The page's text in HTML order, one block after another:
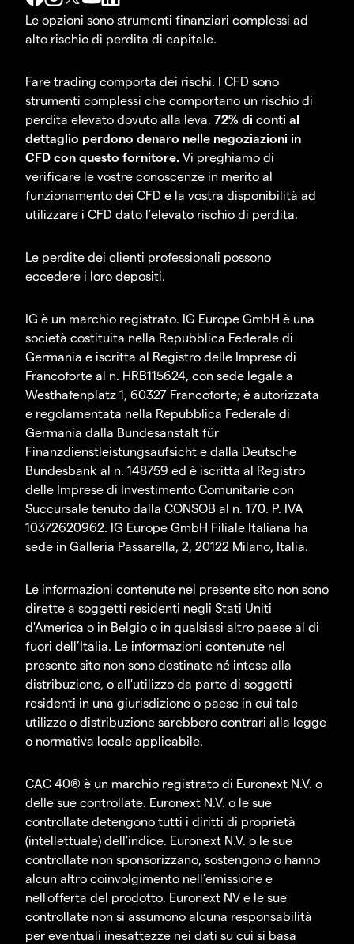
Le opzioni sono strumenti finanziari complessi ad
alto rischio di perdita di capitale.
Fare trading comporta dei rischi. I CFD sono
strumenti complessi che comportano un rischio di
perdita elevato dovuto alla leva. 72% di conti al
dettaglio perdono denaro nelle negoziazioni in
CFD con questo fornitore. Vi preghiamo di
verificare le vostre conoscenze in merito al
funzionamento dei CFD e la vostra disponibilità ad
utilizzare i CFD dato l’elevato rischio di perdita.
Le perdite dei clienti professionali possono
eccedere i loro depositi.
IG è un marchio registrato. IG Europe GmbH è una
società costituita nella Repubblica Federale di
Germania e iscritta al Registro delle Imprese di
Francoforte al n. HRB115624, con sede legale a
Westhafenplatz 1, 60327 Francoforte; è autorizzata
e regolamentata nella Repubblica Federale di
Germania dalla Bundesanstalt für
Finanzdienstleistungsaufsicht e dalla Deutsche
Bundesbank al n. 148759 ed è iscritta al Registro
delle Imprese di Investimento Comunitarie con
Succursale tenuto dalla CONSOB al n. 170. P. IVA
10372620962. IG Europe GmbH Filiale Italiana ha
sede in Galleria Passarella, 2, 20122 Milano, Italia.
Le informazioni contenute nel presente sito non sono
dirette a soggetti residenti negli Stati Uniti
d'America o in Belgio o in qualsiasi altro paese al di
fuori dell’Italia. Le informazioni contenute nel
presente sito non sono destinate né intese alla
distribuzione, o all'utilizzo da parte di soggetti
residenti in una giurisdizione o paese in cui tale
utilizzo o distribuzione sarebbero contrari alla legge
o normativa locale applicabile.
CAC 40® è un marchio registrato di Euronext N.V. o
delle sue controllate. Euronext N.V. o le sue
controllate detengono tutti i diritti di proprietà
(intellettuale) dell'indice. Euronext N.V. o le sue
controllate non sponsorizzano, sostengono o hanno
alcun altro coinvolgimento nell'emissione e
nell'offerta del prodotto. Euronext NV e le sue
controllate non si assumono alcuna responsabilità
per eventuali inesattezze nei dati su cui si basa